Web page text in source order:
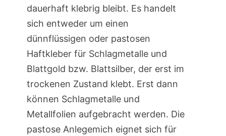
dauerhaft klebrig bleibt. Es handelt
sich entweder um einen
dünnflüssigen oder pastosen
Haftkleber für Schlagmetalle und
Blattgold bzw. Blattsilber, der erst im
trockenen Zustand klebt. Erst dann
können Schlagmetalle und
Metallfolien aufgebracht werden. Die
pastose Anlegemich eignet sich für